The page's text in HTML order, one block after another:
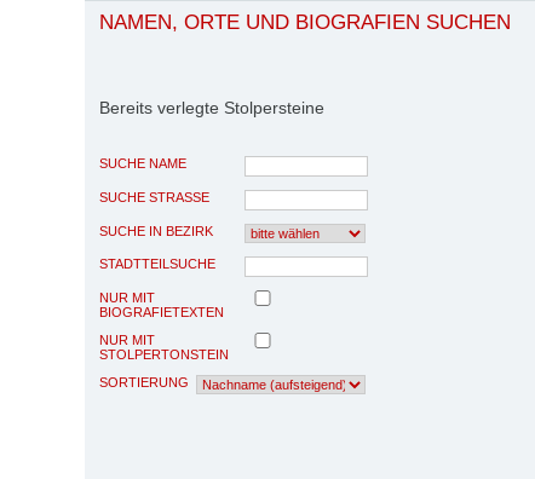
NAMEN, ORTE UND BIOGRAFIEN SUCHEN
Bereits verlegte Stolpersteine
SUCHE NAME
SUCHE STRASSE
SUCHE IN BEZIRK
STADTTEILSUCHE
NUR MIT
BIOGRAFIETEXTEN
NUR MIT
STOLPERTONSTEIN
SORTIERUNG